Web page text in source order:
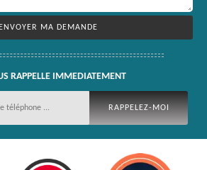
RAPPELLE IMMEDIATEMENT